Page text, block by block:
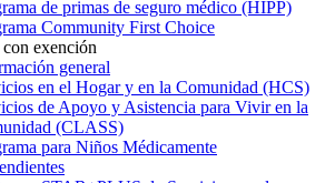
de primas de seguro médico (HIPP)
Community First Choice
exención
general
en el Hogar y en la Comunidad (HCS)
de Apoyo y Asistencia para Vivir en la
(CLASS)
para Niños Médicamente